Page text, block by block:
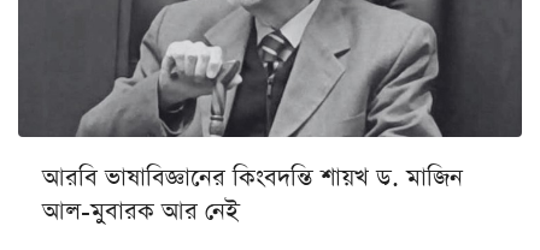
আরবি ভাষাবিজ্ঞানের কিংবদন্তি শায়খ ড. মাজিন
আল-মুবারক আর নেই